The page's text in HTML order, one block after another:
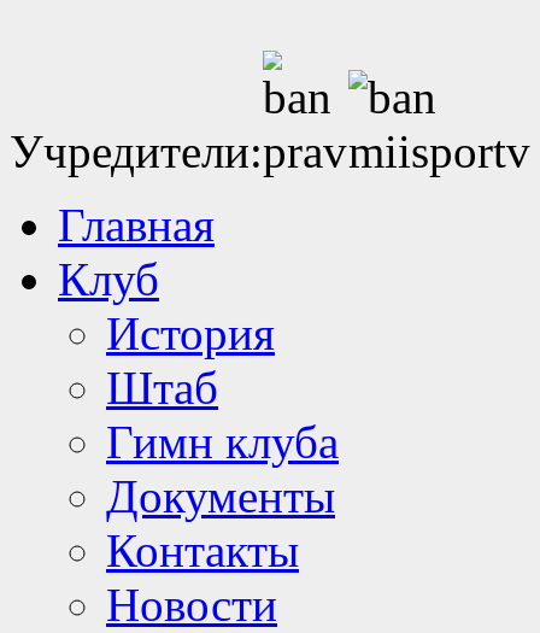
Учредители:
Главная
Клуб
История
Штаб
Гимн клуба
Документы
Контакты
Новости